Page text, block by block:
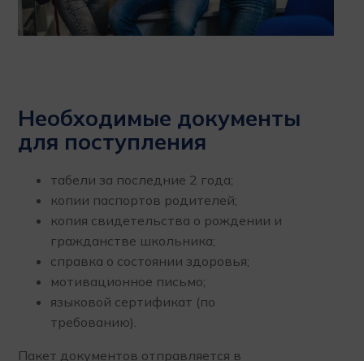
Необходимые документы
для поступления
табели за последние 2 года;
копии паспортов родителей;
копия свидетельства о рождении и
гражданстве школьника;
справка о состоянии здоровья;
мотивационное письмо;
языковой сертификат (по
требованию).
Пакет документов отправляется в